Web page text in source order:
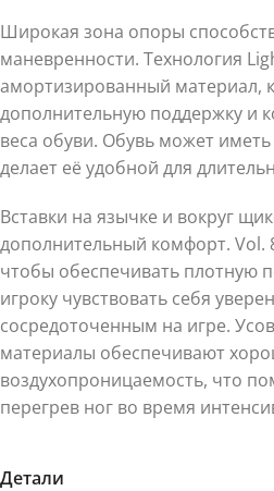
Широкая зона опоры
маневренности. Технология
амортизированный материал,
дополнительную поддержку и
веса обуви. Обувь может
делает её удобной для
Вставки на язычке и вокруг
дополнительный комфорт. Vol.
чтобы обеспечивать плотную
игроку чувствовать себя
сосредоточенным на игре.
материалы обеспечивают
воздухопроницаемость, что
перегрев ног во время
Детали